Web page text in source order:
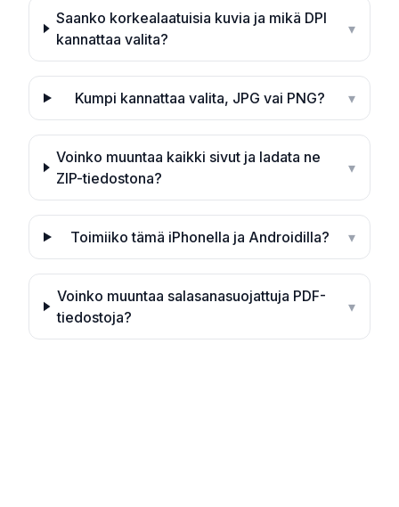
Saanko korkealaatuisia kuvia ja mikä DPI
kannattaa valita?
▾
Kumpi kannattaa valita, JPG vai PNG? ▾
Voinko muuntaa kaikki sivut ja ladata ne
ZIP-tiedostona?
▾
Toimiiko tämä iPhonella ja Androidilla? ▾
Voinko muuntaa salasanasuojattuja PDF-
tiedostoja?
▾